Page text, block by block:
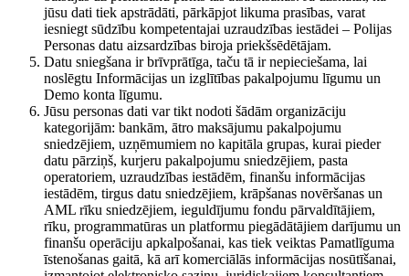
jūsu dati tiek apstrādāti, pārkāpjot likuma prasības, varat
iesniegt sūdzību kompetentajai uzraudzības iestādei – Polijas
Personas datu aizsardzības biroja priekšsēdētājam.
Datu sniegšana ir brīvprātīga, taču tā ir nepieciešama, lai
noslēgtu Informācijas un izglītības pakalpojumu līgumu un
Demo konta līgumu.
Jūsu personas dati var tikt nodoti šādām organizāciju
kategorijām: bankām, ātro maksājumu pakalpojumu
sniedzējiem, uzņēmumiem no kapitāla grupas, kurai pieder
datu pārziņš, kurjeru pakalpojumu sniedzējiem, pasta
operatoriem, uzraudzības iestādēm, finanšu informācijas
iestādēm, tirgus datu sniedzējiem, krāpšanas novēršanas un
AML rīku sniedzējiem, ieguldījumu fondu pārvaldītājiem,
rīku, programmatūras un platformu piegādātājiem darījumu un
finanšu operāciju apkalpošanai, kas tiek veiktas Pamatlīguma
īstenošanas gaitā, kā arī komerciālās informācijas nosūtīšanai,